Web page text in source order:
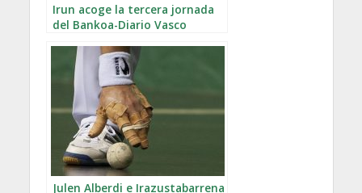
Irun acoge la tercera jornada
del Bankoa-Diario Vasco
Julen Alberdi e Irazustabarrena